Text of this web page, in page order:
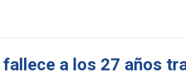
a los 27 años